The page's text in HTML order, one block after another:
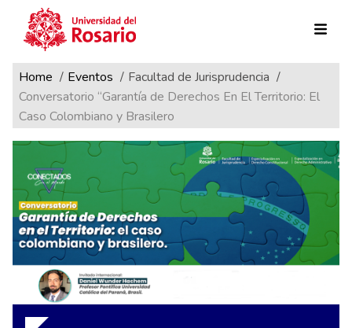
Pasar al contenido principal
Ruta de navegación
Home Eventos
Facultad de Jurisprudencia
Conversatorio “Garantía de Derechos En El Territorio: El
Caso Colombiano y Brasilero